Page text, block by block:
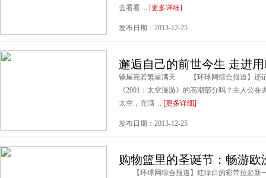
去看看 ... [更多详细]
发布日期：2013-12-25
邂逅自己的前世今生 走进
镜屋宛若繁星满天 【环球网综合报道】还
《2001：太空漫游》的高潮部分吗？主人公
太空，充满 ... [更多详细]
发布日期：2013-12-25
购物篮里的圣诞节：畅游欧
【环球网综合报道】红绿白的彩带拉起新